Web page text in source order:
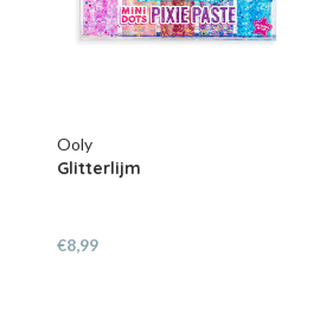
Ooly
Glitterlijm
€8,99